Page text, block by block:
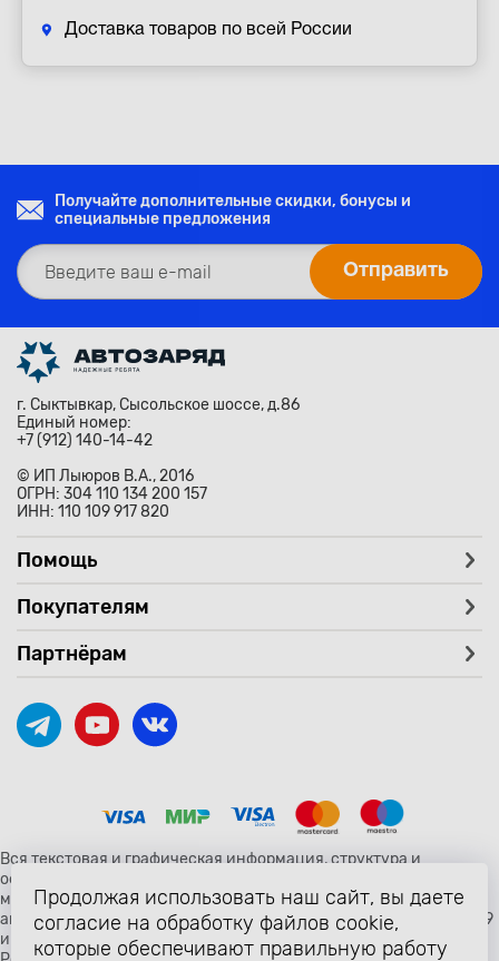
Доставка товаров по всей России
Получайте дополнительные скидки, бонусы и
специальные предложения
г. Сыктывкар, Сысольское шоссе, д.86
Единый номер:
+7 (912) 140-14-42
© ИП Лыюров В.А., 2016
ОГРН: 304 110 134 200 157
ИНН: 110 109 917 820
Помощь
Покупателям
Партнёрам
Вся текстовая и графическая информация, структура и
оформление страницы avtozaryad.ru защищены российскими и
международными законами и соглашениями об охране
авторских прав и интеллектуальной собственности (статьи 1259
и 1260 главы 70 «Авторское право» Гражданского Кодекса
Продолжая использовать наш сайт, вы даете
согласие на обработку файлов cookie,
которые обеспечивают правильную работу